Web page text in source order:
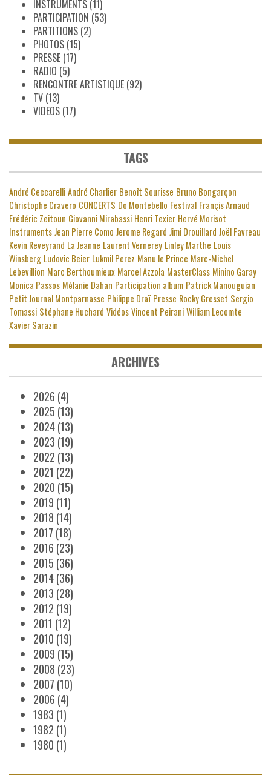
INSTRUMENTS (11)
PARTICIPATION (53)
PARTITIONS (2)
PHOTOS (15)
PRESSE (17)
RADIO (5)
RENCONTRE ARTISTIQUE (92)
TV (13)
VIDEOS (17)
TAGS
André CeccarelliAndré Charlier Benoît Sourisse Bruno Bongarçon
Christophe Cravero CONCERTS Do Montebello Festival Françis Arnaud
Frédéric Zeitoun Giovanni Mirabassi Henri Texier Hervé Morisot
InstrumentsJean Pierre Como Jerome Regard Jimi Drouillard Joël Favreau
Kevin Reveyrand La Jeanne Laurent Vernerey Linley Marthe Louis
Winsberg Ludovic Beier Lukmil Perez Manu le Prince Marc-Michel
Lebevillion Marc Berthoumieux Marcel Azzola MasterClass Minino Garay
Monica Passos Mélanie Dahan Participation album Patrick Manouguian
Petit Journal Montparnasse Philippe Draï Presse Rocky Gresset Sergio
Tomassi Stéphane Huchard VidéosVincent PeiraniWilliam Lecomte
Xavier Sarazin
ARCHIVES
2026 (4)
2025 (13)
2024(13)
2023 (19)
2022 (13)
2021 (22)
2020 (15)
2019 (11)
2018 (14)
2017 (18)
2016 (23)
2015 (36)
2014(36)
2013 (28)
2012 (19)
2011 (12)
2010 (19)
2009 (15)
2008 (23)
2007 (10)
2006 (4)
1983 (1)
1982 (1)
1980 (1)